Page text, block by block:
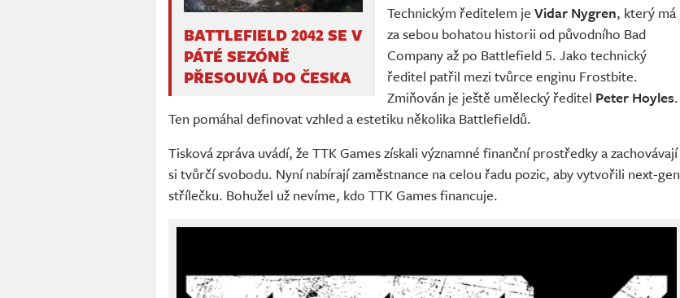
BATTLEFIELD 2042 SE V
PÁTÉ SEZÓNĚ
PŘESOUVÁ DO ČESKA
Technickým ředitelem je Vidar Nygren, který má
za sebou bohatou historii od původního Bad
Company až po Battlefield 5. Jako technický
ředitel patřil mezi tvůrce enginu Frostbite.
Zmiňován je ještě umělecký ředitel Peter Hoyles.
Ten pomáhal definovat vzhled a estetiku několika Battlefieldů.
Tisková zpráva uvádí, že TTK Games získali významné finanční prostředky a zachovávají
si tvůrčí svobodu. Nyní nabírají zaměstnance na celou řadu pozic, aby vytvořili next-gen
střílečku. Bohužel už nevíme, kdo TTK Games financuje.